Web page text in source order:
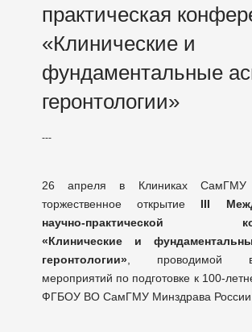
практическая
«Клинические и
фундаментальные
геронтологии»
---
26 апреля в Клиниках СамГМУ
торжественное открытие III
научно-практической
«Клинические и
геронтологии», проводимой
мероприятий по подготовке к 100-
ФГБОУ ВО СамГМУ Минздрава России.